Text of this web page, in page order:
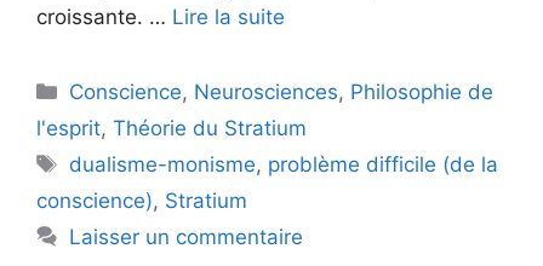
croissante. … Lire la suite
Catégories
Conscience, Neurosciences, Philosophie de
l'esprit, Théorie du Stratium
Étiquettes
dualisme-monisme, problème difficile (de la
conscience), Stratium
Laisser un commentaire